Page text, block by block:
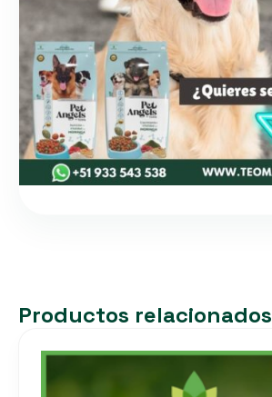
Productos relacionados